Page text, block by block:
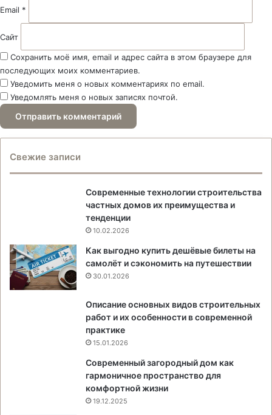
Email *
Сайт
Сохранить моё имя, email и адрес сайта в этом браузере для
последующих моих комментариев.
Уведомить меня о новых комментариях по email.
Уведомлять меня о новых записях почтой.
Свежие записи
Современные технологии строительства
частных домов их преимущества и
тенденции
10.02.2026
Как выгодно купить дешёвые билеты на
самолёт и сэкономить на путешествии
30.01.2026
Описание основных видов строительных
работ и их особенности в современной
практике
15.01.2026
Современный загородный дом как
гармоничное пространство для
комфортной жизни
19.12.2025